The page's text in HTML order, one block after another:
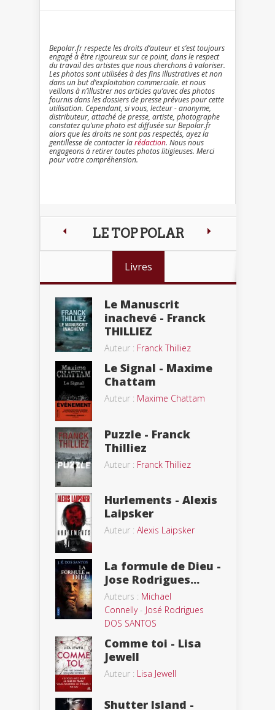
Bepolar.fr respecte les droits d’auteur et s’est toujours
engagé à être rigoureux sur ce point, dans le respect
du travail des artistes que nous cherchons à valoriser.
Les photos sont utilisées à des fins illustratives et non
dans un but d’exploitation commerciale. et nous
veillons à n’illustrer nos articles qu’avec des photos
fournis dans les dossiers de presse prévues pour cette
utilisation. Cependant, si vous, lecteur - anonyme,
distributeur, attaché de presse, artiste, photographe
constatez qu’une photo est diffusée sur Bepolar.fr
alors que les droits ne sont pas respectés, ayez la
gentillesse de contacter larédaction. Nous nous
engageons à retirer toutes photos litigieuses. Merci
pour votre compréhension.
LE TOP POLAR
Livres
Le Manuscrit
inachevé - Franck
THILLIEZ
Auteur : Franck Thilliez
Le Signal - Maxime
Chattam
Auteur : Maxime Chattam
Puzzle - Franck
Thilliez
Auteur : Franck Thilliez
Hurlements - Alexis
Laipsker
Auteur : Alexis Laipsker
La formule de Dieu -
Jose Rodrigues...
Auteurs : Michael
Connelly- José Rodrigues
DOS SANTOS
Comme toi - Lisa
Jewell
Auteur : Lisa Jewell
Shutter Island -